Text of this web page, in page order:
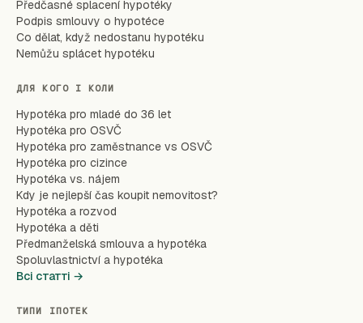
Předčasné splacení hypotéky
Podpis smlouvy o hypotéce
Co dělat, když nedostanu hypotéku
Nemůžu splácet hypotéku
ДЛЯ КОГО І КОЛИ
Hypotéka pro mladé do 36 let
Hypotéka pro OSVČ
Hypotéka pro zaměstnance vs OSVČ
Hypotéka pro cizince
Hypotéka vs. nájem
Kdy je nejlepší čas koupit nemovitost?
Hypotéka a rozvod
Hypotéka a děti
Předmanželská smlouva a hypotéka
Spoluvlastnictví a hypotéka
Всі статті →
ТИПИ ІПОТЕК